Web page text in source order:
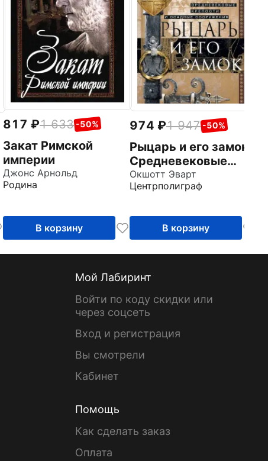
817 1 633 -50%
Закат Римской
империи
Джонс Арнольд
Родина
В корзину
974 1 947 -50%
Рыцарь и его замок.
Средневековые
крепости и осадные
сооружения
Окшотт Эварт
Центрполиграф
В корзину
Мой Лабиринт
Войти по коду скидки или
через соцсеть
Вход и регистрация
Вы смотрели
Кабинет
Помощь
Как сделать заказ
Оплата